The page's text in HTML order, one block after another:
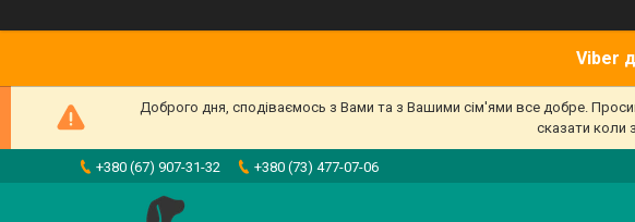
Viber
Доброго дня, сподіваємось з Вами та з Вашими сім'ями все добре.
сказати коли
+380 (67) 907-31-32 +380 (73) 477-07-06